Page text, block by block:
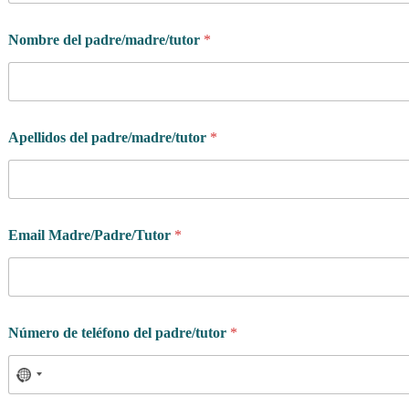
Nombre del padre/madre/tutor *
Apellidos del padre/madre/tutor *
Email Madre/Padre/Tutor *
Número de teléfono del padre/tutor *